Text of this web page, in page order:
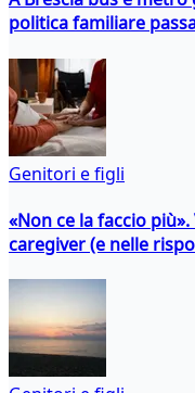
politica familiare
Genitori e figli
«Non ce la faccio
caregiver (e nelle